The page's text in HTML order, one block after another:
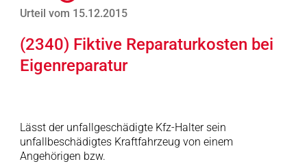
Urteil vom 15.12.2015
(2340) Fiktive Reparaturkosten bei
Eigenreparatur
Lässt der unfallgeschädigte Kfz-Halter sein
unfallbeschädigtes Kraftfahrzeug von einem
Angehörigen bzw.